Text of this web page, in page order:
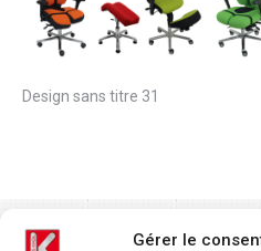
Gérer le
Design sans titre 31